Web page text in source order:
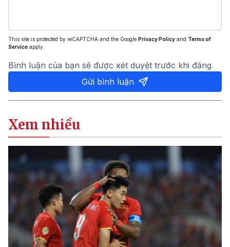
This site is protected by reCAPTCHA and the Google Privacy Policy and Terms of
Service apply.
Bình luận của bạn sẽ được xét duyệt trước khi đăng
Gửi bình luận
Xem nhiều